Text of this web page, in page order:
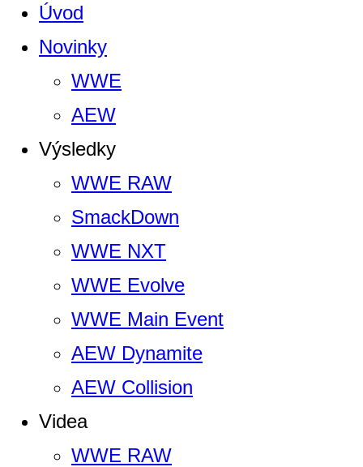
Úvod
Novinky
WWE
AEW
Výsledky
WWE RAW
SmackDown
WWE NXT
WWE Evolve
WWE Main Event
AEW Dynamite
AEW Collision
Videa
WWE RAW